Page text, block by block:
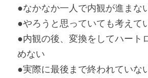
●なかなか一人で内観が進まな
●やろうと思っていても考えて
●内観の後、変換をしてハート
めない
●実際に最後まで終われていな